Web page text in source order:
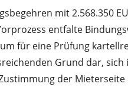
mit 2.568.350
entfalte
für eine Prüfung
Grund dar,
der